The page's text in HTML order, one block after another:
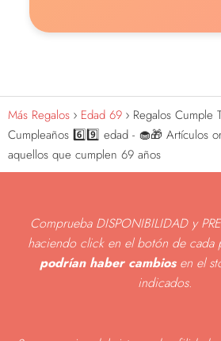
Más Regalos Edad 69
Regalos Cumple
Cumpleaños 6️⃣9️⃣ edad - 🧁🎁 Artículos
aquellos que cumplen 69 años
Comprueba DISPONIBILIDAD y
haciendo click en el botón de cada
podrían haber cambiosen el
indicados.